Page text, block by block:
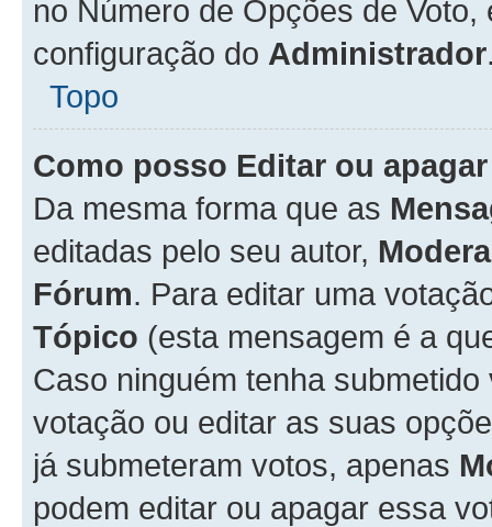
no Número de Opções de
configuração do Administrador
Topo
Como posso Editar ou
Da mesma forma que as
editadas pelo seu autor,
Fórum. Para editar uma
Tópico (esta mensagem é a
Caso ninguém tenha
votação ou editar as suas
já submeteram votos, apenas
podem editar ou apagar essa